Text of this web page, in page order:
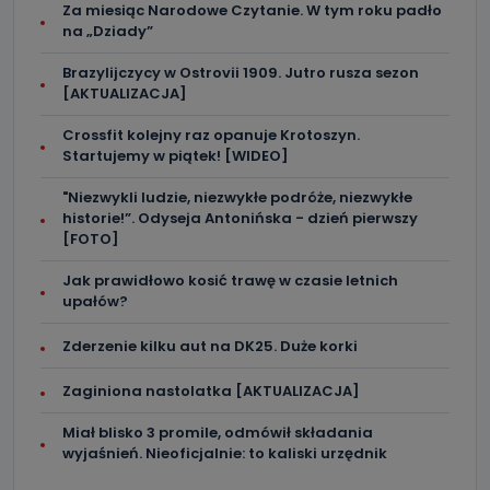
dokonać w dowolny, wybrany sposób (e-mail, poczta
tradycyjna) tak, aby dotarła do wiadomości Telewizji
Kablowej Pro-Art z siedzibą w miejscowości Ostrów
Kiedy i komu możemy przekazać
Państwa dane?
Telewizja Kablowa Pro-Art z siedzibą w miejscowości
przekazuje Państwa danych osobowych podmiotom
trzecim, jak również nie są one wykorzystywane w
procesach zautomatyzowanego profilowania.
przekazanymi nam danymi?
mają Państwo prawo do żądania od Telewizji Kablowa
Pro-Art z siedzibą w miejscowości Ostrów Wielkopolski (63-
dotyczących Państwa oraz uzyskania ich kopii, a także
żądania ich sprostowania, usunięcia danych,
sprzeciwu wobec ich przetwarzania.
Za miesiąc Narodowe Czytanie. W tym roku padło
na „Dziady”
Brazylijczycy w Ostrovii 1909. Jutro rusza sezon
[AKTUALIZACJA]
Crossfit kolejny raz opanuje Krotoszyn.
Startujemy w piątek! [WIDEO]
"Niezwykli ludzie, niezwykłe podróże, niezwykłe
historie!”. Odyseja Antonińska - dzień pierwszy
[FOTO]
Jak prawidłowo kosić trawę w czasie letnich
upałów?
Zderzenie kilku aut na DK25. Duże korki
Zaginiona nastolatka [AKTUALIZACJA]
Miał blisko 3 promile, odmówił składania
wyjaśnień. Nieoficjalnie: to kaliski urzędnik